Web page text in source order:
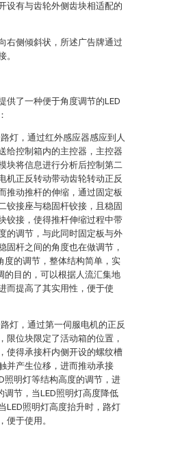
设有与齿轮外侧齿块相适配的
右侧倾斜状，所述广告牌通过
。
供了一种便于角度调节的LED
灯，通过红外感应器感应到人
给控制箱内的主控器，主控器
块将信息进行分析后控制第二
机正反转动带动齿轮转动正反
推动推杆的伸缩，通过固定板
铰接座与稳固杆铰接，且稳固
铰接，使得推杆伸缩过程中带
的调节，与此同时固定板与外
固杆之间的角度也在做调节，
度的调节，整体结构简单，实
的目的，可以根据人流汇集地
而提高了其实用性，便于使
灯，通过第一伺服电机的正反
限位块限定了活动箱的位置，
使得承接杆内侧开设的螺纹槽
并产生位移，进而推动承接
照明灯等结构高度的调节，进
调节，当LED照明灯高度降低
LED照明灯高度抬升时，路灯
便于使用。